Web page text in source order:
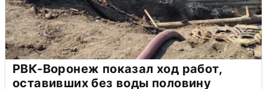
РВК-Воронеж показал ход работ,
оставивших без воды половину